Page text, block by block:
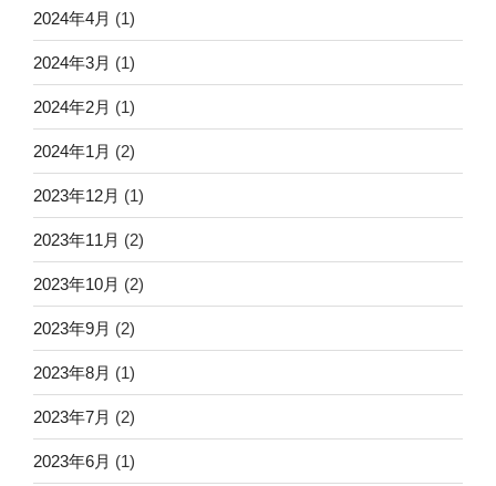
2024年4月 (1)
2024年3月 (1)
2024年2月 (1)
2024年1月 (2)
2023年12月 (1)
2023年11月 (2)
2023年10月 (2)
2023年9月 (2)
2023年8月 (1)
2023年7月 (2)
2023年6月 (1)